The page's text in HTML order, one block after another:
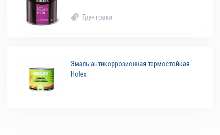
Грунтовки
Эмаль антикоррозионная термостойкая
Holex